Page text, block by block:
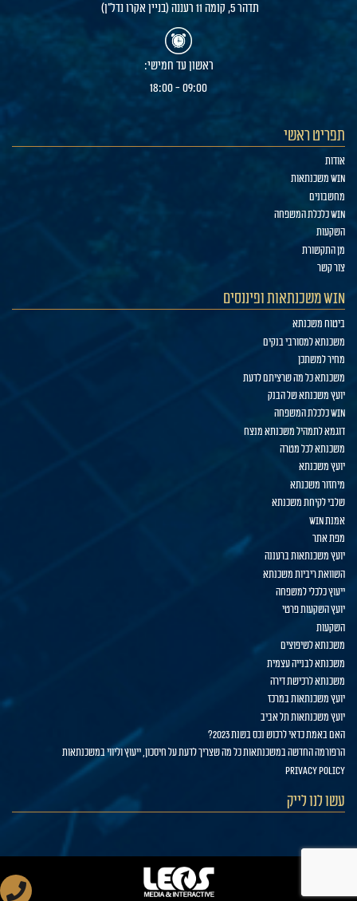
תדהר 5, קומה 11 רעננה (בניין אקרו נדל"ן)
ראשון עד חמישי:
09:00 - 18:00
תפריט ראשי
אודות
WIN משכנתאות
מחשבונים
WIN כלכלת המשפחה
השקעות
מן התקשורת
צור קשר
WIN משכנתאות ופיננסים
ביטוח משכנתא
משכנתא למסורבי בנקים
מחיר למשתכן
משכנתא כל מה שרציתם לדעת
יועץ משכנתא של הבנק
WIN כלכלת המשפחה
דוגמא לתמהיל משכנתא מנצח
משכנתא לכל מטרה
יועץ משכנתא
מיחזור משכנתא
שלבי לקיחת משכנתא
אמנת WIN
מפת אתר
יועץ משכנתאות ברעננה
השוואת ריביות משכנתא
ייעוץ כלכלי למשפחה
יועץ השקעות פרטי
השקעות
משכנתא לשיפוצים
משכנתא לבנייה עצמית
משכנתא לרכישת דירה
יועץ משכנתאות במרכז
יועץ משכנתאות תל אביב
האם באמת כדאי לרכוש נכס בשנת 2023?
הרפורמה החדשה במשכנתאות כל מה שצריך לדעת על חיסכון, ייעוץ וליווי במשכנתאות
privacy policy
עשו לנו לייק